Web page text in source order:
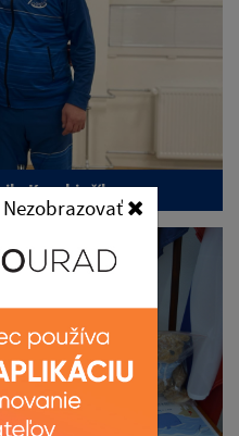
Nezobrazovať
Karabinčíka